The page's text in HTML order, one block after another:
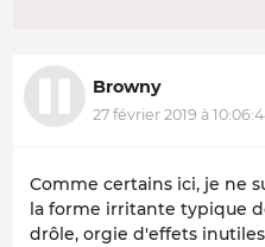
Browny
27 février 2019 à
Comme certains ici, je ne
la forme irritante typique
drôle, orgie d'effets